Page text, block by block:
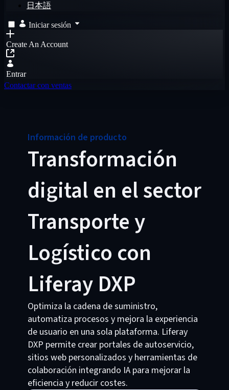
日本語
Iniciar sesión
Create An Account
Entrar
Contactar con ventas
Información de producto
Transformación
digital en el sector
Transporte y
Logístico con
Liferay DXP
Optimiza la cadena de suministro,
automatiza procesos y mejora la experiencia
de usuario en una sola plataforma. Liferay
DXP permite crear portales de autoservicio,
sitios web personalizados y herramientas de
colaboración integrando IA para mejorar la
eficiencia y reducir costes.